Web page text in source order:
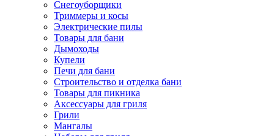
Снегоуборщики
Триммеры и косы
Электрические пилы
Товары для бани
Дымоходы
Купели
Печи для бани
Строительство и отделка бани
Товары для пикника
Аксессуары для гриля
Грили
Мангалы